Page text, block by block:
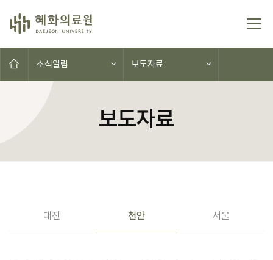
콘텐츠로 이동
홈으로소식알림 보도자료
보도자료
공지사항(대전,천안,서울)
대전 천안 서울